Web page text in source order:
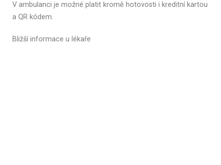
V ambulanci je možné platit kromě hotovosti i kreditní kartou
a QR kódem.
Bližší informace u lékaře